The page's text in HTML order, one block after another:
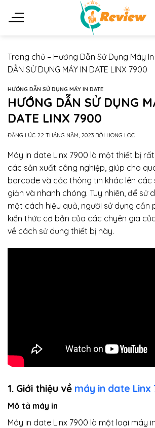
đến
Trang chủ – Hướng Dẫn Sử Dụng Máy
DẪN SỬ DỤNG MÁY IN DATE LINX 7900
HƯỚNG DẪN SỬ DỤNG MÁY IN DATE
HƯỚNG DẪN SỬ DỤNG
DATE LINX 7900
ĐĂNG LÚC 22 THÁNG NĂM, 2023 BỞI HONG LOC
Máy in date Linx 7900 là một thiết bị
các sản xuất công nghiệp, giúp cho
barcode và các thông tin khác lên các
giản và nhanh chóng. Tuy nhiên, để sử
một cách hiệu quả, người sử dụng cần
kiến thức cơ bản của các chyên gia
về cách sử dụng thiết bị này.
1. Giới thiệu về máy in date Linx
Mô tả máy in
Máy in date Linx 7900 là một loại máy